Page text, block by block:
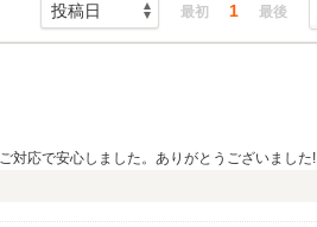
最初 1 最後
対応で安心しました。ありがとうございました!